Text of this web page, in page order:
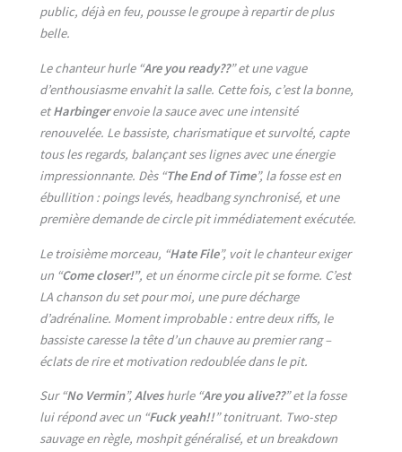
public, déjà en feu, pousse le groupe à repartir de plus
belle.
Le chanteur hurle “Are you ready??” et une vague
d’enthousiasme envahit la salle. Cette fois, c’est la bonne,
etHarbingerenvoie la sauce avec une intensité
renouvelée. Le bassiste, charismatique et survolté, capte
tous les regards, balançant ses lignes avec une énergie
impressionnante. Dès “The End of Time”, la fosse est en
ébullition : poings levés, headbang synchronisé, et une
première demande de circle pit immédiatement exécutée.
Le troisième morceau, “Hate File”, voit le chanteur exiger
un “Come closer!”, et un énorme circle pit se forme. C’est
LA chanson du set pour moi, une pure décharge
d’adrénaline. Moment improbable : entre deux riffs, le
bassiste caresse la tête d’un chauve au premier rang –
éclats de rire et motivation redoublée dans le pit.
Sur “No Vermin”,Alveshurle “Are you alive??” et la fosse
lui répond avec un “Fuck yeah!!” tonitruant. Two-step
sauvage en règle, moshpit généralisé, et un breakdown